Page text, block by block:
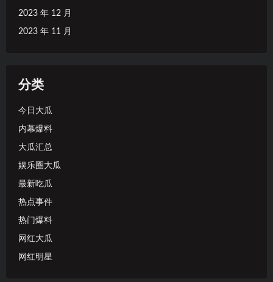
2023 年 12 月
2023 年 11 月
分类
今日大瓜
内幕爆料
大瓜汇总
娱乐圈大瓜
最新吃瓜
热点事件
热门爆料
网红大瓜
网红明星